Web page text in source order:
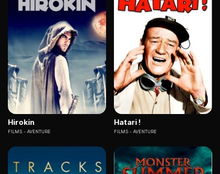
Hirokin
FILMS AVENTURE
Hatari !
FILMS AVENTURE